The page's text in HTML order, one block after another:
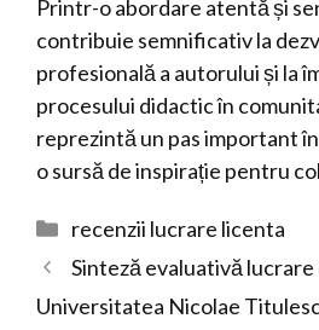
Printr-o abordare atentă și
contribuie semnificativ la
profesională a autorului și la
procesului didactic în
reprezintă un pas important
o sursă de inspirație pentru
Categorii
recenzii lucrare licenta
Sinteză evaluativă
Universitatea Nicolae